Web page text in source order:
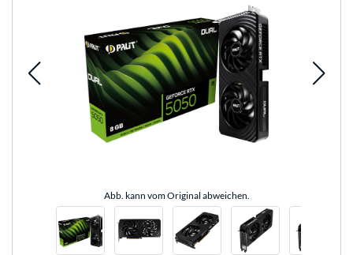
Abb. kann vom Original abweichen.